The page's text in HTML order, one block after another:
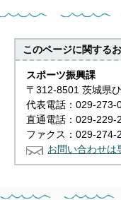
このページに関する
スポーツ振興課
〒312-8501 茨城県
代表電話：029-273-
直通電話：029-229-
ファクス：029-274-
お問い合わせは